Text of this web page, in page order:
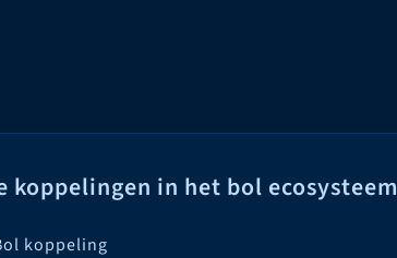
koppelingen in het bol ecosysteem
koppeling